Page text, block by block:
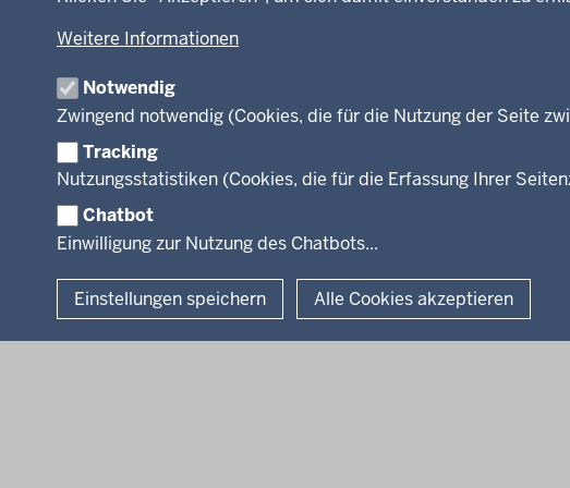
Weitere Informationen
Notwendig
Zwingend notwendig (Cookies, die für die Nutzung der Seite
Tracking
Nutzungsstatistiken (Cookies, die für die Erfassung Ihrer
Chatbot
Einwilligung zur Nutzung des Chatbots...
Einstellungen speichern Alle Cookies akzeptieren
Wirtschaft und Kultur
Facebook
Instagram
LinkedIn
© 2026 Bezirksregierung Köln